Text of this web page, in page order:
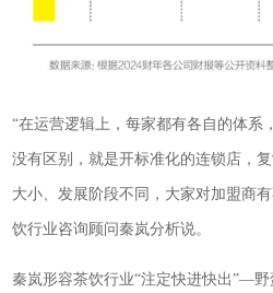
“在运营逻辑上，每家都有各自的体系
没有区别，就是开标准化的连锁店，
大小、发展阶段不同，大家对加盟商
饮行业咨询顾问秦岚分析说。
秦岚形容茶饮行业“注定快进快出”—